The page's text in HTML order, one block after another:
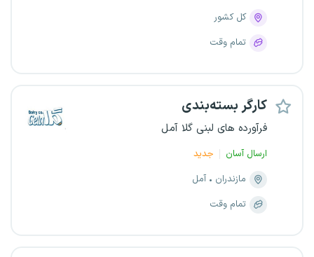
کل کشور
تمام وقت
کارگر بسته‌بندی
فرآورده های لبنی گلا آمل
ارسال آسان
جدید
مازندران
آمل
تمام وقت